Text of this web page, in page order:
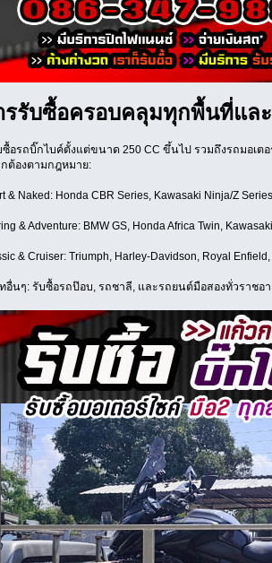
รรับซื้อครอบคลุมทุกพื้นที่แล
ซื้อรถบิ๊กไบค์ตั้งแต่ขนาด 250 CC ขึ้นไป รวมถึงรถมอเ
ต้องตามกฎหมาย:
& Naked: Honda CBR Series, Kawasaki Ninja/Z
& Adventure: BMW GS, Honda Africa Twin,
& Cruiser: Triumph, Harley-Davidson, Royal
อื่นๆ: รับซื้อรถป๊อบ, รถชาลี, และรถยนต์มือสองทั่วราชอ